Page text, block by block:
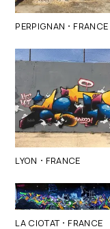
PERPIGNAN · FRANCE
LYON · FRANCE
LA CIOTAT · FRANCE